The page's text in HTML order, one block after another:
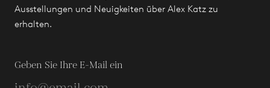
Ausstellungen und Neuigkeiten über Alex Katz zu
erhalten.
Geben Sie Ihre E-Mail ein